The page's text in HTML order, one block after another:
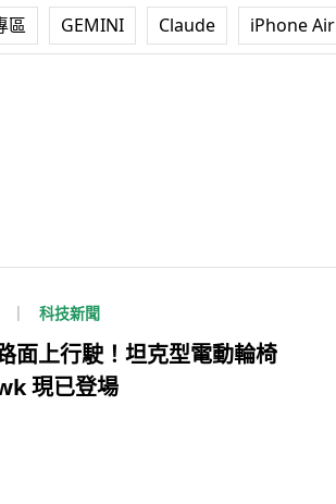
區 GEMINI Claude iPhone Air
科技新聞
面上行駛！坦克型電動輪椅
現已登場